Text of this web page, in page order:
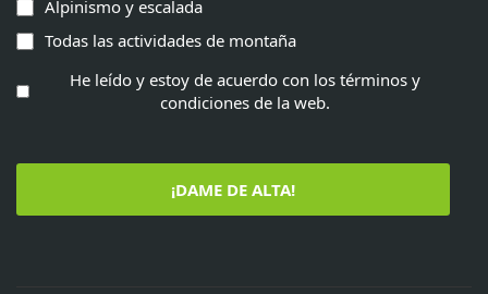
Alpinismo y escalada
Todas las actividades de montaña
He leído y estoy de acuerdo con los términos y
condiciones de la web.
¡DAME DE ALTA!